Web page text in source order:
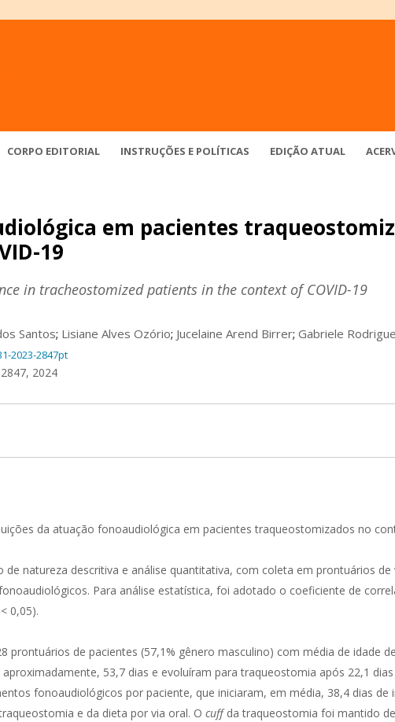
CORPO EDITORIAL INSTRUÇÕES E POLÍTICAS EDIÇÃO ATUAL
em pacientes
19
in tracheostomized patients in the context of COVID-19
Santos; Lisiane Alves Ozório; Jucelaine Arend Birrer; Gabriele
2023-2847pt
2024
da atuação fonoaudiológica em pacientes traqueostomizados no
de natureza descritiva e análise quantitativa, com coleta em prontuários de
Para análise estatística, foi adotado o coeficiente de
0,05).
prontuários de pacientes (57,1% gênero masculino) com média de idade
53,7 dias e evoluíram para traqueostomia após 22,1
fonoaudiológicos por paciente, que iniciaram, em média, 38,4 dias
e da dieta por via oral. O cuffda traqueostomia foi mantido